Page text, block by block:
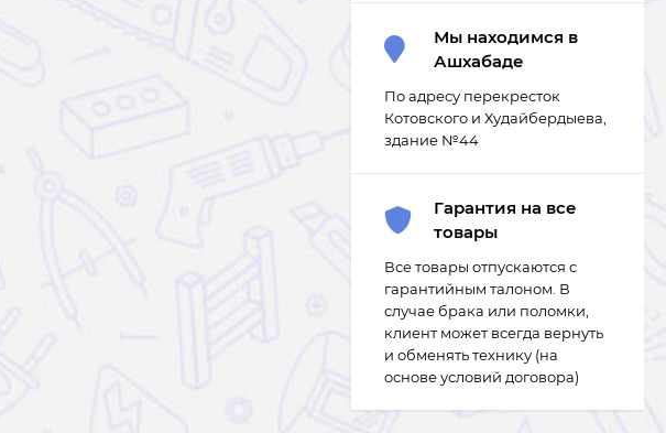
Мы находимся в
Ашхабаде
По адресу перекресток
Котовского и Худайбердыева,
здание №44
Гарантия на все
товары
Все товары отпускаются с
гарантийным талоном. В
случае брака или поломки,
клиент может всегда вернуть
и обменять технику (на
основе условий договора)